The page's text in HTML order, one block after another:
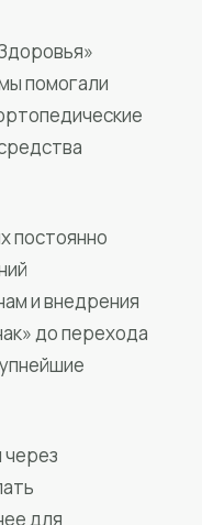
помогали
постоянно
и внедрения
до перехода
через
для